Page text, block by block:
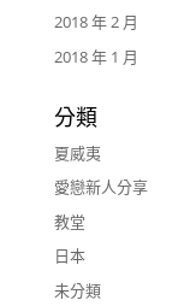
2018 年 2 月
2018 年 1 月
分類
夏威夷
愛戀新人分享
教堂
日本
未分類